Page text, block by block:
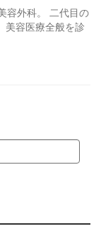
容外科。 二代目の
美容医療全般を診